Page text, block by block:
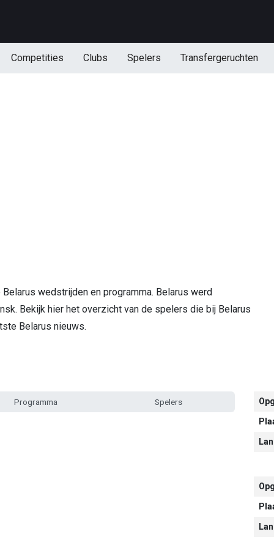
Competities Clubs Spelers Transfergeruchten
wedstrijden en programma. Belarus werd
Bekijk hier het overzicht van de spelers die bij Belarus
Belarus nieuws.
Programma Spelers